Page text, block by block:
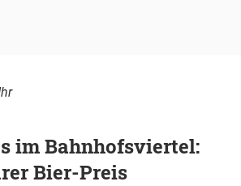
im Bahnhofsviertel:
Bier-Preis